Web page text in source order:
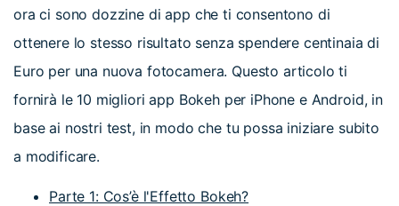
ora ci sono dozzine di app che ti consentono di
ottenere lo stesso risultato senza spendere centinaia di
Euro per una nuova fotocamera. Questo articolo ti
fornirà le 10 migliori app Bokeh per iPhone e Android, in
base ai nostri test, in modo che tu possa iniziare subito
a modificare.
Parte 1: Cos’è l'Effetto Bokeh?